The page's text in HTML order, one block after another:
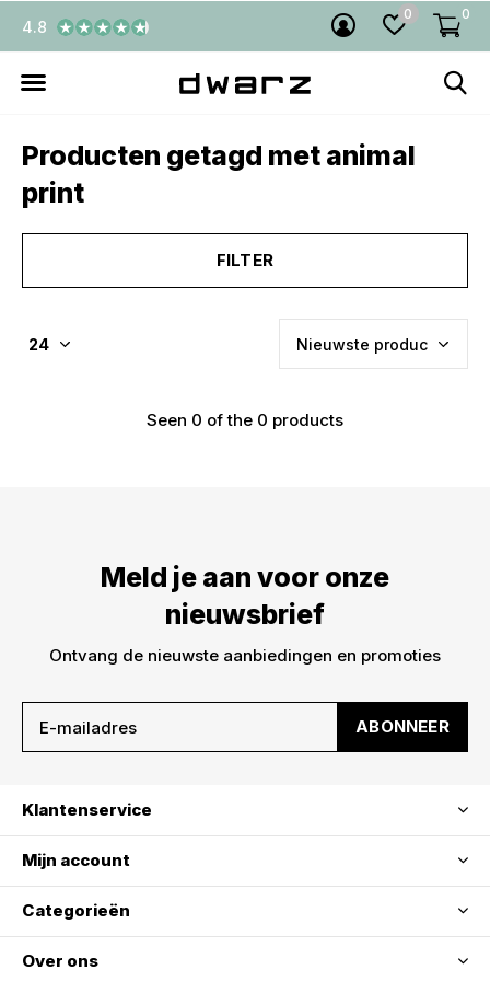
0 0
4.8
Producten getagd met animal
print
FILTER
Seen 0 of the 0 products
Meld je aan voor onze
nieuwsbrief
Ontvang de nieuwste aanbiedingen en promoties
ABONNEER
Klantenservice
Mijn account
Categorieën
Over ons